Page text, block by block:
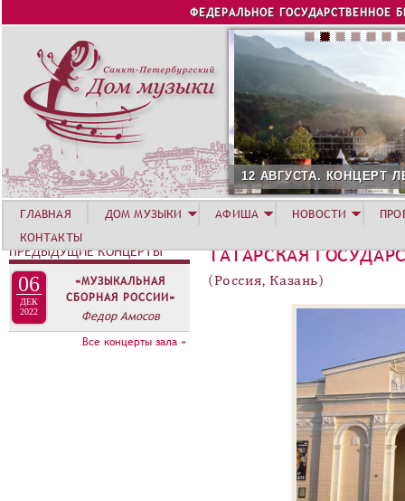
Jump to navigation
ФЕДЕРАЛЬНОЕ ГОСУДАРСТВЕННОЕ
12 АВГУСТА. КОНЦЕРТ
ТАТАРСКАЯ
(Россия, Казань)
ГЛАВНАЯ ДОМ МУЗЫКИ АФИША НОВОСТИ
КОНТАКТЫ
ПРЕДЫДУЩИЕ КОНЦЕРТЫ
06
ДЕК
2022
«МУЗЫКАЛЬНАЯ
СБОРНАЯ РОССИИ»
Федор Амосов
Все концерты зала »